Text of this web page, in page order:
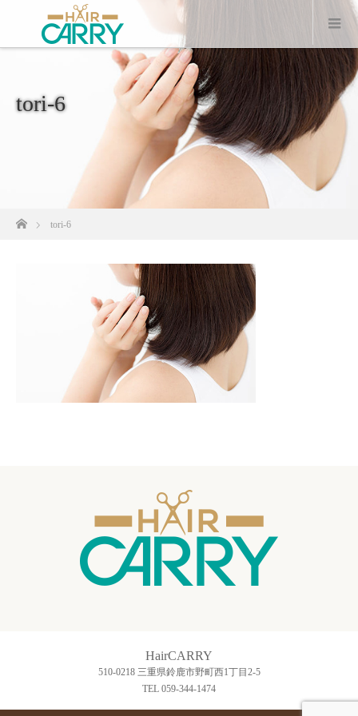
tori-6
tori-6
HairCARRY
510-0218 三重県鈴鹿市野町西1丁目2-5
TEL 059-344-1474